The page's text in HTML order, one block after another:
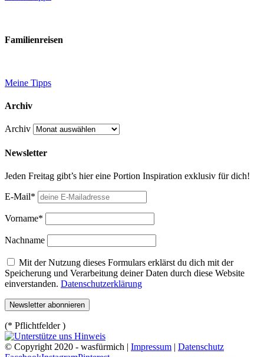
Familienreisen
Meine Tipps
Archiv
Archiv
Newsletter
Jeden Freitag gibt’s hier eine Portion Inspiration exklusiv für dich!
E-Mail*
Vorname*
Nachname
Mit der Nutzung dieses Formulars erklärst du dich mit der
Speicherung und Verarbeitung deiner Daten durch diese Website
einverstanden. Datenschutzerklärung
(* Pflichtfelder )
© Copyright 2020 - wasfürmich | Impressum | Datenschutz